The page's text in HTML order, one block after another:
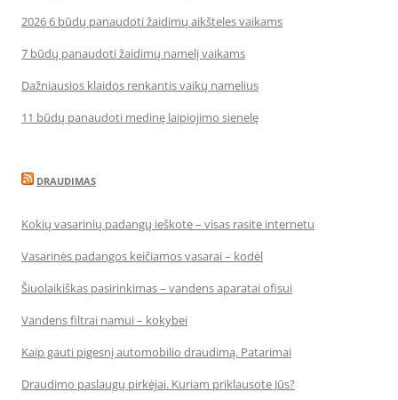
2026 6 būdų panaudoti žaidimų aikšteles vaikams
7 būdų panaudoti žaidimų namelį vaikams
Dažniausios klaidos renkantis vaikų namelius
11 būdų panaudoti medinę laipiojimo sienelę
DRAUDIMAS
Kokių vasarinių padangų ieškote – visas rasite internetu
Vasarinės padangos keičiamos vasarai – kodėl
Šiuolaikiškas pasirinkimas – vandens aparatai ofisui
Vandens filtrai namui – kokybei
Kaip gauti pigesnį automobilio draudimą. Patarimai
Draudimo paslaugų pirkėjai. Kuriam priklausote Jūs?